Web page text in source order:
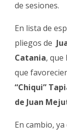
de sesiones.
En lista de
pliegos de
Catania,
que
“Chiqui”
de Juan
En cambio,